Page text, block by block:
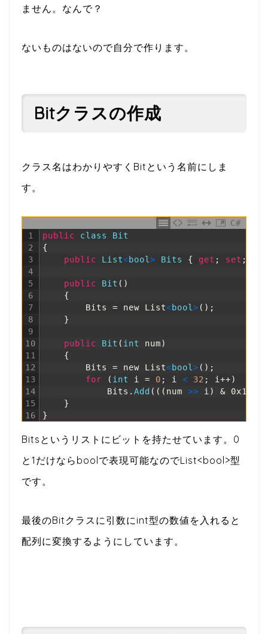
ません。なんで？
ないものはないので自分で作ります。
Bitクラスの作成
クラス名はわかりやすくBitという名前にしま
す。
C#
1
2
3
4
5
6
7
8
9
10
11
12
13
14
15
16
public class
Bit
{
public
List<bool > Bits { get ; set ;
public Bit ( )
{
Bits
= new List<bool > ( ) ;
}
public Bit ( int num)
{
Bits
= new List<bool > ( ) ;
for
( int i = 0 ; i < 32 ; i ++)
Bits . Add ( ( ( num >> i )
& 0x1)
}
}
Bitsというリストにビットを持たせています。0
と1だけならboolで表現可能なのでList<bool>型
です。
最後のBitクラスに引数にint型の数値を入れると
配列に変換するようにしています。